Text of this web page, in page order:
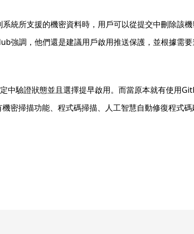
統所支援的機密資料時，用戶可以從提交中刪除該
強調，他們還是建議用戶啟用推送保護，並根據需
中驗證狀態並且選擇提早啟用。而當原本就有使用
掃描功能、程式碼掃描、人工智慧自動修復程式